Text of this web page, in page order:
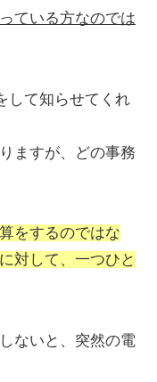
ている方なのでは
して知らせてくれ
ますが、どの事務
をするのではな
対して、一つひと
ないと、突然の電